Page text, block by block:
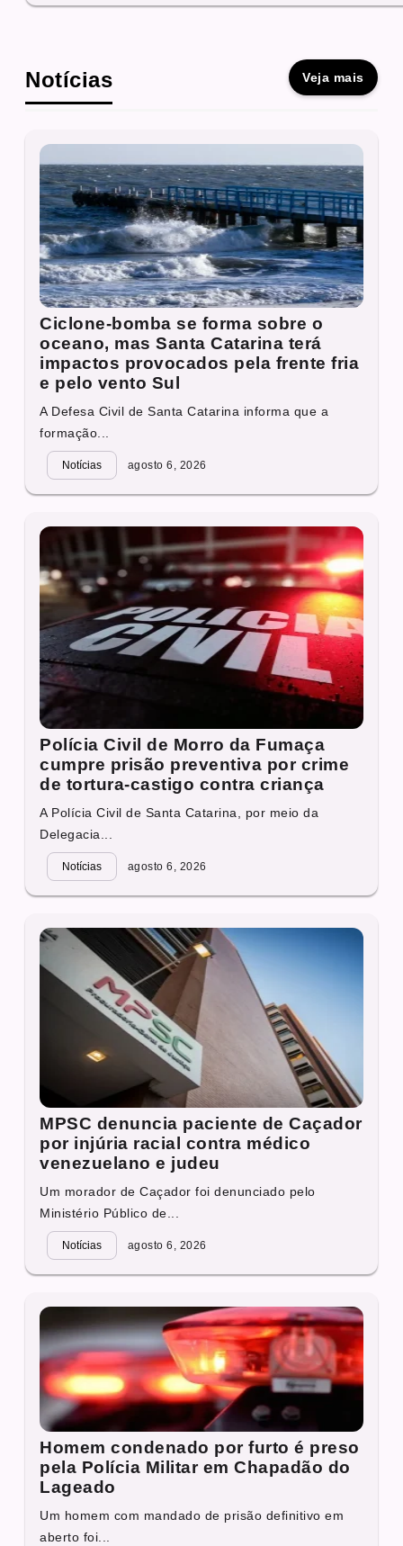
Notícias Veja mais
Ciclone-bomba se forma sobre o
oceano, mas Santa Catarina terá
impactos provocados pela frente fria
e pelo vento Sul
A Defesa Civil de Santa Catarina informa que a
formação...
Notícias agosto 6, 2026
Polícia Civil de Morro da Fumaça
cumpre prisão preventiva por crime
de tortura-castigo contra criança
A Polícia Civil de Santa Catarina, por meio da
Delegacia...
Notícias agosto 6, 2026
MPSC denuncia paciente de Caçador
por injúria racial contra médico
venezuelano e judeu
Um morador de Caçador foi denunciado pelo
Ministério Público de...
Notícias agosto 6, 2026
Homem condenado por furto é preso
pela Polícia Militar em Chapadão do
Lageado
Um homem com mandado de prisão definitivo em
aberto foi...